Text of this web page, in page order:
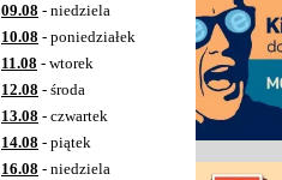
09.08 - niedziela
10.08 - poniedziałek
11.08 - wtorek
12.08 - środa
13.08 - czwartek
14.08 - piątek
16.08 - niedziela